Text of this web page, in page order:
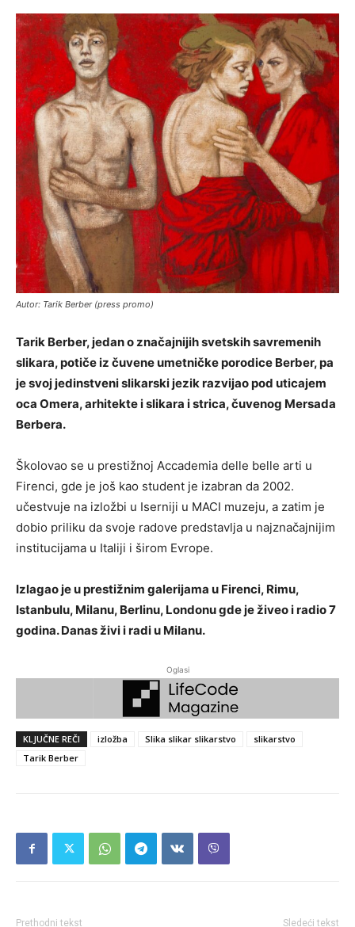
Autor: Tarik Berber (press promo)
Tarik Berber, jedan o značajnijih svetskih savremenih
slikara, potiče iz čuvene umetničke porodice Berber, pa
je svoj jedinstveni slikarski jezik razvijao pod uticajem
oca Omera, arhitekte i slikara i strica, čuvenog Mersada
Berbera.
Školovao se u prestižnoj Accademia delle belle arti u
Firenci, gde je još kao student je izabran da 2002.
učestvuje na izložbi u Iserniji u MACI muzeju, a zatim je
dobio priliku da svoje radove predstavlja u najznačajnijim
institucijama u Italiji i širom Evrope.
Izlagao je u prestižnim galerijama u Firenci, Rimu,
Istanbulu, Milanu, Berlinu, Londonu gde je živeo i radio 7
godina. Danas živi i radi u Milanu.
Oglasi
KLJUČNE REČI izložba Slika slikar slikarstvo
slikarstvo
Tarik Berber
Prethodni tekst Sledeći tekst